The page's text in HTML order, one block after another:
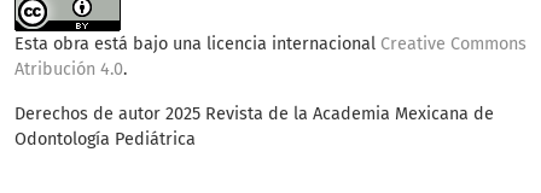
Esta obra está bajo una licencia internacional Creative Commons
Atribución 4.0.
Derechos de autor 2025 Revista de la Academia Mexicana de
Odontología Pediátrica